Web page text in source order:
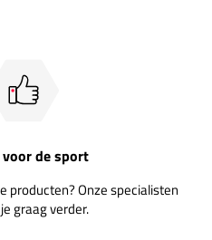
voor de sport
producten? Onze specialisten
graag verder.